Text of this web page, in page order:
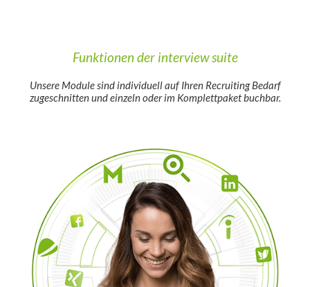
Funktionen der interview suite
Unsere Module sind individuell auf Ihren Recruiting Bedarf
zugeschnitten und einzeln oder im Komplettpaket buchbar.